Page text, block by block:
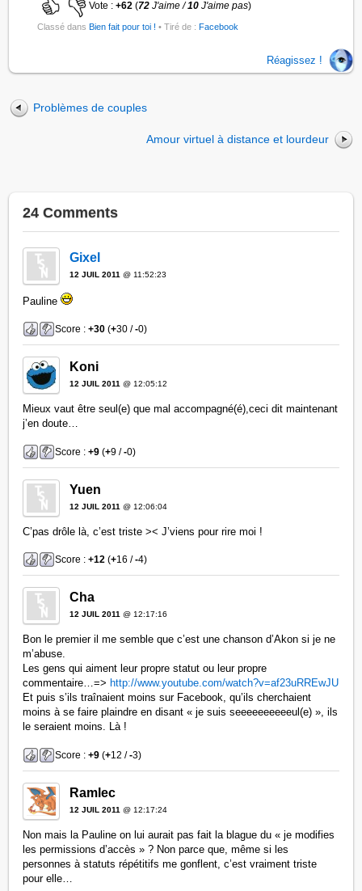
Vote :+62 (72J'aime /10 J'aime pas)
Classé dansBien fait pour toi ! • Tiré de :Facebook
Réagissez !
Problèmes de couples
Amour virtuel à distance et lourdeur
24 Comments
Gixel
12 JUIL 2011 @ 11:52:23
Pauline
Score :+30 (+30 /-0)
Koni
12 JUIL 2011 @ 12:05:12
Mieux vaut être seul(e) que mal accompagné(é),ceci dit maintenant
j’en doute…
Score :+9 (+9 /-0)
Yuen
12 JUIL 2011 @ 12:06:04
C’pas drôle là, c’est triste >< J’viens pour rire moi !
Score :+12 (+16 /-4)
Cha
12 JUIL 2011 @ 12:17:16
Bon le premier il me semble que c’est une chanson d’Akon si je ne
m’abuse.
Les gens qui aiment leur propre statut ou leur propre
commentaire…=> http://www.youtube.com/watch?v=af23uRREwJU
Et puis s’ils traînaient moins sur Facebook, qu’ils cherchaient
moins à se faire plaindre en disant « je suis seeeeeeeeeeul(e) », ils
le seraient moins. Là !
Score :+9 (+12 /-3)
Ramlec
12 JUIL 2011 @ 12:17:24
Non mais la Pauline on lui aurait pas fait la blague du « je modifies
les permissions d’accès » ? Non parce que, même si les
personnes à statuts répétitifs me gonflent, c’est vraiment triste
pour elle…